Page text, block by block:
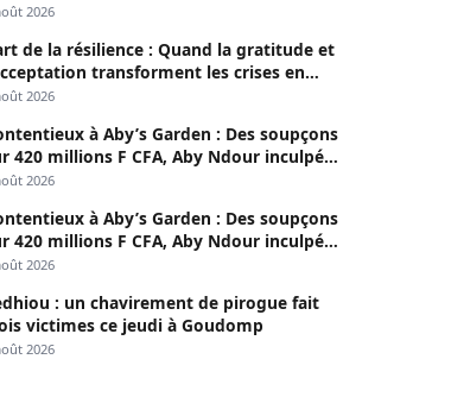
2026
de la résilience : Quand la gratitude et
transforment les crises en
2026
à Aby’s Garden : Des soupçons
420 millions F CFA, Aby Ndour inculpée
abus de biens sociaux
2026
à Aby’s Garden : Des soupçons
420 millions F CFA, Aby Ndour inculpée
abus de biens sociaux
2026
: un chavirement de pirogue fait
trois victimes ce jeudi à Goudomp
2026